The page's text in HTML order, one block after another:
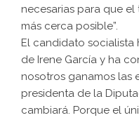
necesarias para que
más cerca posible”.
El candidato
de Irene García y ha
nosotros ganamos las
presidenta de la
cambiará. Porque el